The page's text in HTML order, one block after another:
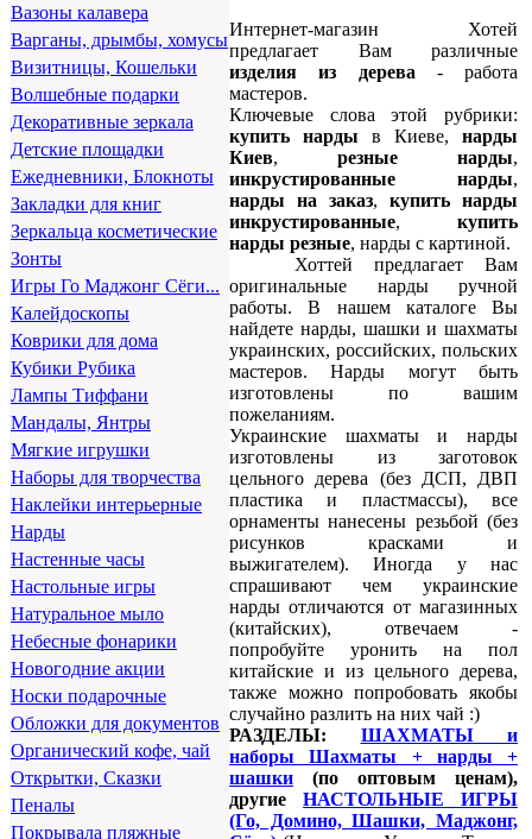
Вазоны калавера
Варганы, дрымбы, хомусы
Визитницы, Кошельки
Волшебные подарки
Декоративные зеркала
Детские площадки
Ежедневники, Блокноты
Закладки для книг
Зеркальца косметические
Зонты
Игры Го Маджонг Сёги...
Калейдоскопы
Коврики для дома
Кубики Рубика
Лампы Тиффани
Мандалы, Янтры
Мягкие игрушки
Наборы для творчества
Наклейки интерьерные
Нарды
Настенные часы
Настольные игры
Натуральное мыло
Небесные фонарики
Новогодние акции
Носки подарочные
Обложки для документов
Органический кофе, чай
Открытки, Сказки
Пеналы
Покрывала пляжные
Интернет-магазин Хотей
предлагает Вам различные
изделия из дерева - работа
мастеров.
Ключевые слова этой рубрики:
купить нарды в Киеве, нарды
Киев, резные нарды,
инкрустированные нарды,
нарды на заказ, купить нарды
инкрустированные, купить
нарды резные, нарды с картиной.
Хоттей предлагает Вам
оригинальные нарды ручной
работы. В нашем каталоге Вы
найдете нарды, шашки и шахматы
украинских, российских, польских
мастеров. Нарды могут быть
изготовлены по вашим
пожеланиям.
Украинские шахматы и нарды
изготовлены из заготовок
цельного дерева (без ДСП, ДВП
пластика и пластмассы), все
орнаменты нанесены резьбой (без
рисунков красками и
выжигателем). Иногда у нас
спрашивают чем украинские
нарды отличаются от магазинных
(китайских), отвечаем -
попробуйте уронить на пол
китайские и из цельного дерева,
также можно попробовать якобы
случайно разлить на них чай :)
РАЗДЕЛЫ: ШАХМАТЫ и
наборы Шахматы + нарды +
шашки (по оптовым ценам),
другие НАСТОЛЬНЫЕ ИГРЫ
(Го, Домино, Шашки, Маджонг,